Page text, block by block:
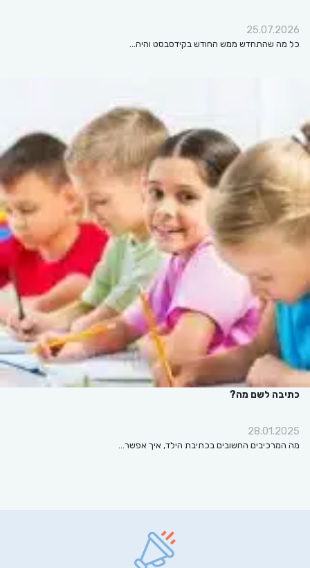
25.07.2026
כל מה שהתחדש ממש החודש בקידסבסט והיה…
כתיבה לשם מה?
28.01.2025
מה המרכיבים החשובים בכתיבת הילד, איך אפשר…